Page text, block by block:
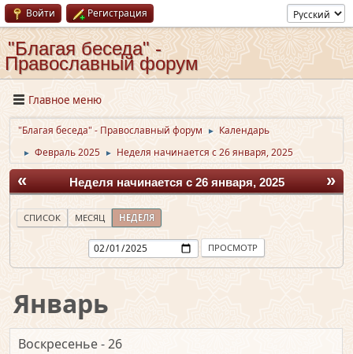
Войти Регистрация
"Благая беседа" -
Православный форум
Главное меню
"Благая беседа" - Православный форум ► Календарь
► Февраль 2025 ► Неделя начинается с 26 января, 2025
« »
Неделя начинается с 26 января, 2025
СПИСОК МЕСЯЦ НЕДЕЛЯ
Январь
Воскресенье - 26